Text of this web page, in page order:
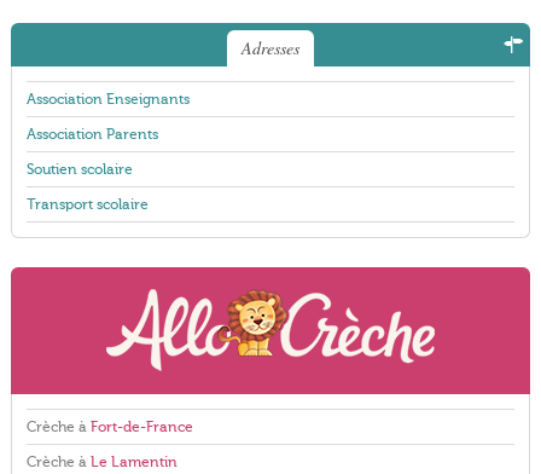
Adresses
Association Enseignants
Association Parents
Soutien scolaire
Transport scolaire
Crèche à Fort-de-France
Crèche à Le Lamentin